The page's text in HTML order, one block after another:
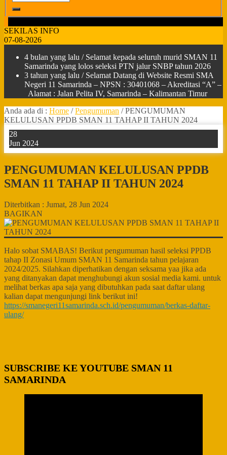
SEKILAS INFO
07-08-2026
4 bulan yang lalu / Selamat kepada seluruh murid SMAN 11
Samarinda yang lolos seleksi PTN jalur SNBP tahun 2026
3 tahun yang lalu / Selamat Datang di Website Resmi SMA
Negeri 11 Samarinda – NPSN : 30401068 – Akreditasi “A” –
Alamat : Jalan Pelita IV, Samarinda – Kalimantan Timur
Anda ada di : Home /Pengumuman /PENGUMUMAN
KELULUSAN PPDB SMAN 11 TAHAP II TAHUN 2024
28
Jun 2024
PENGUMUMAN KELULUSAN PPDB
SMAN 11 TAHAP II TAHUN 2024
Diterbitkan : Jumat, 28 Jun 2024
BAGIKAN
Halo sobat SMABAS! Berikut pengumuman hasil seleksi PPDB
tahap II Zonasi Umum SMAN 11 Samarinda tahun pelajaran
2024/2025. Silahkan diperhatikan dengan seksama yaa jika ada
yang ditanyakan dapat menghubungi akun sosial media kami. untuk
melihat berkas apa saja yang dibutuhkan pada saat daftar ulang
kalian dapat mengunjungi link berikut ini!
https://smanegeri11samarinda.sch.id/pengumuman/berkas-daftar-
ulang/
SUBSCRIBE KE YOUTUBE SMAN 11
SAMARINDA